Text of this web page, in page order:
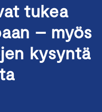
tukea
– myös
kysyntä